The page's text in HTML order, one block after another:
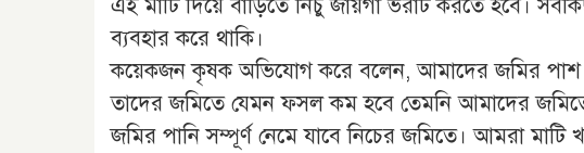
এই মাটি দিয়ে বাড়িতে নিচু জায়গা ভরাট করতে হবে।
ব্যবহার করে থাকি।
কয়েকজন কৃষক অভিযোগ করে বলেন, আমাদের জমির পাশ
তাদের জমিতে যেমন ফসল কম হবে তেমনি আমাদের
জমির পানি সম্পূর্ণ নেমে যাবে নিচের জমিতে। আমরা মাটি